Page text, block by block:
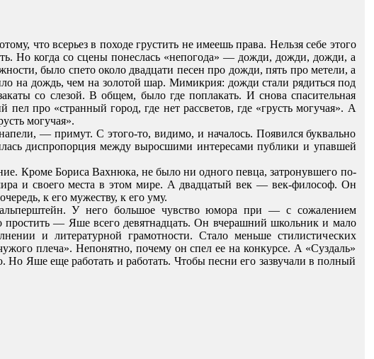
что всерьез в походе грустить не имеешь права. Нельзя себе этого
Но когда со сцены понеслась «непогода» — дожди, дожди, дожди, а
было спето около двадцати песен про дожди, пять про метели, а
на дождь, чем на золотой шар. Мимикрия: дожди стали рядиться под
со слезой. В общем, было где поплакать. И снова спасительная
про «странный город, где нет рассветов, где «грусть могучая». А
могучая».
— примут. С этого-то, видимо, и началось. Появился буквально
диспропорция между выросшими интересами публики и упавшей
Кроме Бориса Вахнюка, не было ни одного певца, затронувшего по-
и своего места в этом мире. А двадцатый век — век-философ. Он
к его мужеству, к его уму.
У него большое чувство юмора при — с сожалением
— Яше всего девятнадцать. Он вчерашний школьник и мало
и литературной грамотности. Стало меньше стилистических
плеча». Непонятно, почему он спел ее на конкурсе. А «Суздаль»
Яше еще работать и работать. Чтобы песни его зазвучали в полный